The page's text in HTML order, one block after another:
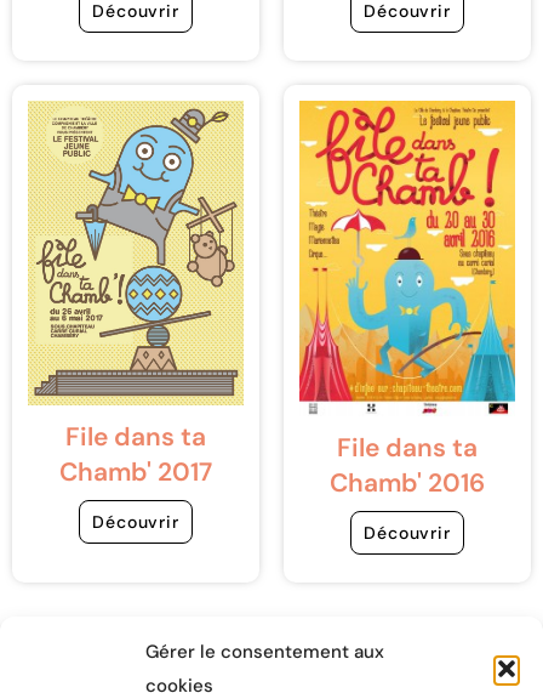
Gérer le consentement aux
cookies
Découvrir Découvrir
File dans ta
Chamb' 2017
Découvrir
File dans ta
Chamb' 2016
Découvrir